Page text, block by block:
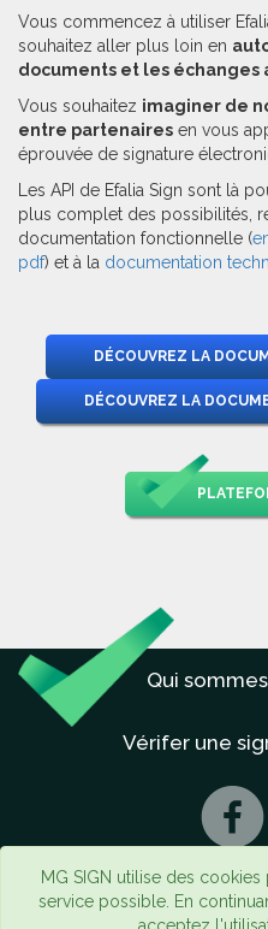
Vous commencez à utiliser
souhaitez aller plus loin en
documents et les échanges
Vous souhaitez imaginer de
entre partenaires en vous
éprouvée de signature
Les API de Efalia Sign sont là
plus complet des possibilités,
documentation fonctionnelle (
pdf) et à la documentation
DÉCOUVREZ LA
DÉCOUVREZ LA
Qui
Vérifer une
MG SIGN utilise des
service possible. En
acceptez